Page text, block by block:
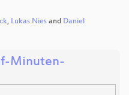
, Lukas Nies and Daniel
Minuten-